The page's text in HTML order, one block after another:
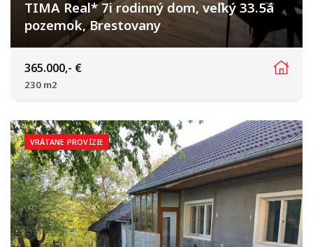
TIMA Real* 7i rodinný dom, veľký 33.5á
pozemok, Brestovany
Joža Nižnanského, Brestovany
365.000,- €
230 m2
VRÁTANE PROVÍZIE